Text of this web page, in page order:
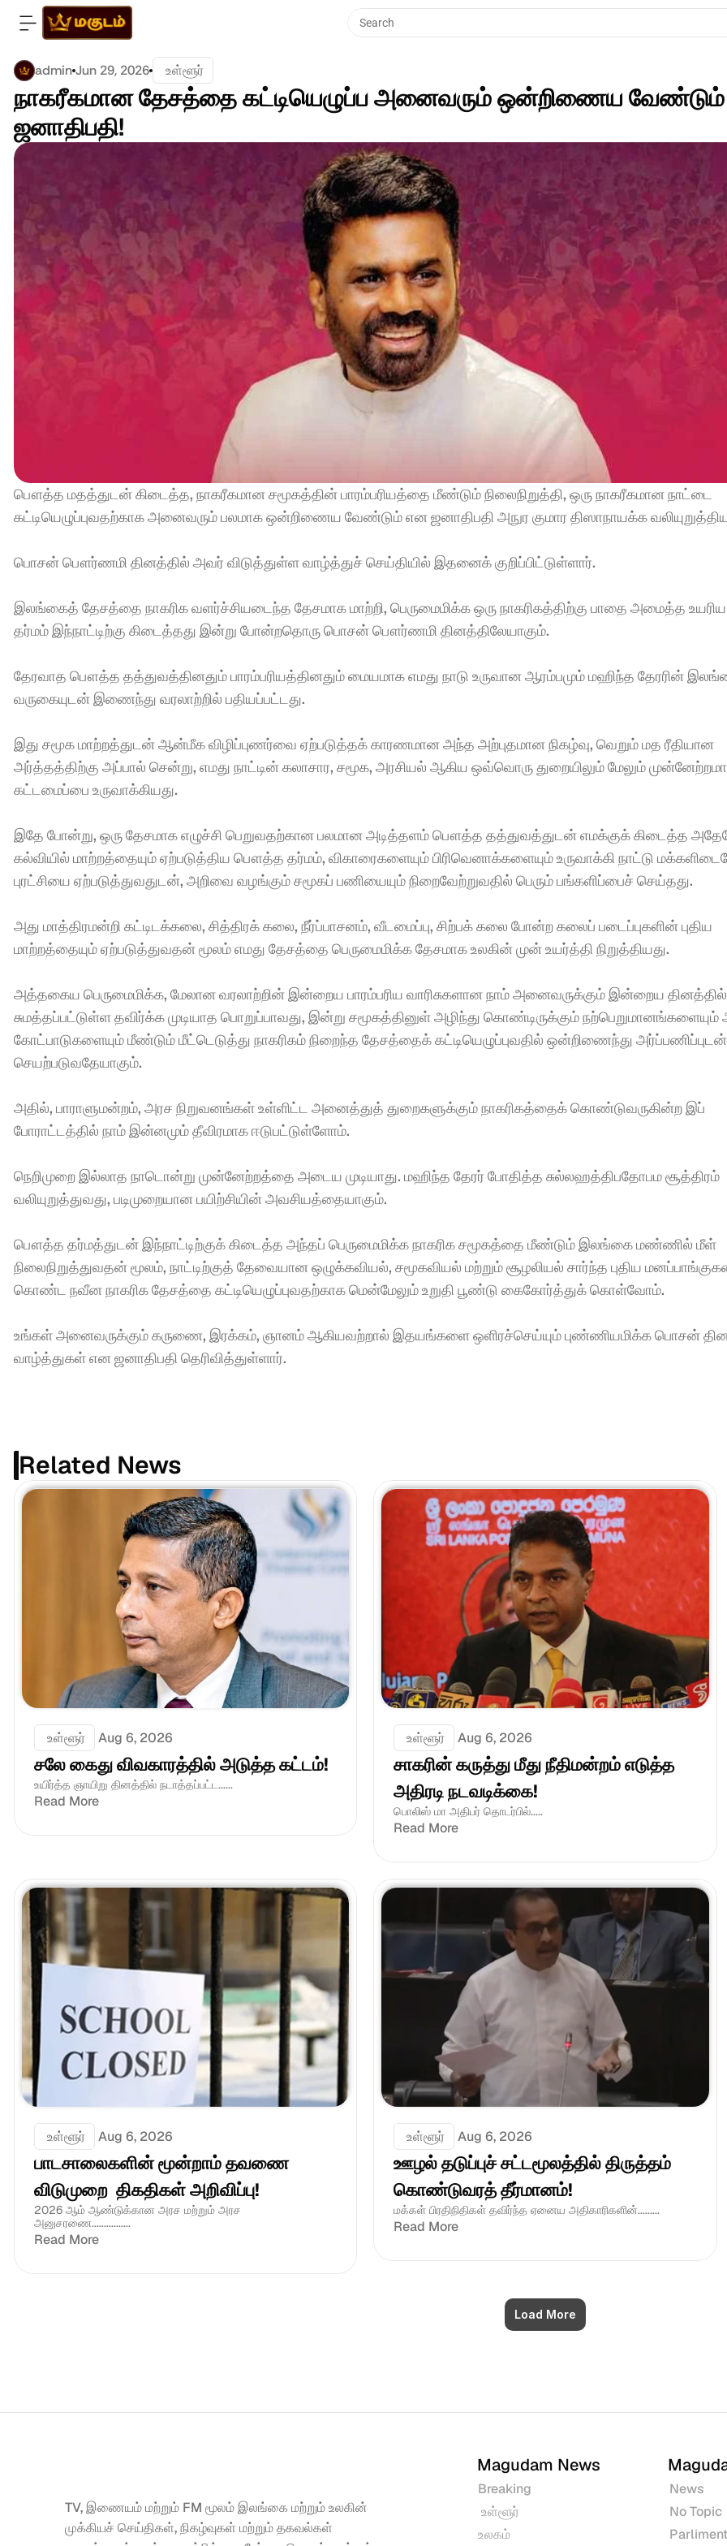
Search
adminJun 29, 2026 உள்ளூர்
நாகரீகமான தேசத்தை கட்டியெழுப்ப அனைவரும் ஒன்றிணைய
ஜனாதிபதி!
பௌத்த மதத்துடன் கிடைத்த, நாகரீகமான சமூகத்தின் பாரம்பரியத்தை மீண்டும் நிலைநிறுத்தி, ஒரு நாகரீகமான நாட்டை
கட்டியெழுப்புவதற்காக அனைவரும் பலமாக ஒன்றிணைய வேண்டும் என ஜனாதிபதி அநுர குமார திஸாநாயக்க
பொசன் பௌர்ணமி தினத்தில் அவர் விடுத்துள்ள வாழ்த்துச் செய்தியில் இதனைக் குறிப்பிட்டுள்ளார்.
இலங்கைத் தேசத்தை நாகரிக வளர்ச்சியடைந்த தேசமாக மாற்றி, பெருமைமிக்க ஒரு நாகரிகத்திற்கு பாதை அமைத்த
தர்மம் இந்நாட்டிற்கு கிடைத்தது இன்று போன்றதொரு பொசன் பௌர்ணமி தினத்திலேயாகும்.
தேரவாத பௌத்த தத்துவத்தினதும் பாரம்பரியத்தினதும் மையமாக எமது நாடு உருவான ஆரம்பமும் மஹிந்த தேரரின்
வருகையுடன் இணைந்து வரலாற்றில் பதியப்பட்டது.
இது சமூக மாற்றத்துடன் ஆன்மீக விழிப்புணர்வை ஏற்படுத்தக் காரணமான அந்த அற்புதமான நிகழ்வு, வெறும் மத ரீதியான
அர்த்தத்திற்கு அப்பால் சென்று, எமது நாட்டின் கலாசார, சமூக, அரசியல் ஆகிய ஒவ்வொரு துறையிலும் மேலும்
கட்டமைப்பை உருவாக்கியது.
இதே போன்று, ஒரு தேசமாக எழுச்சி பெறுவதற்கான பலமான அடித்தளம் பௌத்த தத்துவத்துடன் எமக்குக் கிடைத்த
கல்வியில் மாற்றத்தையும் ஏற்படுத்திய பௌத்த தர்மம், விகாரைகளையும் பிரிவெனாக்களையும் உருவாக்கி நாட்டு
புரட்சியை ஏற்படுத்துவதுடன், அறிவை வழங்கும் சமூகப் பணியையும் நிறைவேற்றுவதில் பெரும் பங்களிப்பைச் செய்தது.
அது மாத்திரமன்றி கட்டிடக்கலை, சித்திரக் கலை, நீர்ப்பாசனம், வீடமைப்பு, சிற்பக் கலை போன்ற கலைப் படைப்புகளின் புதிய
மாற்றத்தையும் ஏற்படுத்துவதன் மூலம் எமது தேசத்தை பெருமைமிக்க தேசமாக உலகின் முன் உயர்த்தி நிறுத்தியது.
அத்தகைய பெருமைமிக்க, மேலான வரலாற்றின் இன்றைய பாரம்பரிய வாரிசுகளான நாம் அனைவருக்கும் இன்றைய தினத்தில்
சுமத்தப்பட்டுள்ள தவிர்க்க முடியாத பொறுப்பாவது, இன்று சமூகத்தினுள் அழிந்து கொண்டிருக்கும் நற்பெறுமானங்களையும்
கோட்பாடுகளையும் மீண்டும் மீட்டெடுத்து நாகரிகம் நிறைந்த தேசத்தைக் கட்டியெழுப்புவதில் ஒன்றிணைந்து அர்ப்பணிப்புடன்
செயற்படுவதேயாகும்.
அதில், பாராளுமன்றம், அரச நிறுவனங்கள் உள்ளிட்ட அனைத்துத் துறைகளுக்கும் நாகரிகத்தைக் கொண்டுவருகின்ற இப்
போராட்டத்தில் நாம் இன்னமும் தீவிரமாக ஈடுபட்டுள்ளோம்.
நெறிமுறை இல்லாத நாடொன்று முன்னேற்றத்தை அடைய முடியாது. மஹிந்த தேரர் போதித்த சுல்லஹத்திபதோபம சூத்திரம்
வலியுறுத்துவது, படிமுறையான பயிற்சியின் அவசியத்தையாகும்.
பௌத்த தர்மத்துடன் இந்நாட்டிற்குக் கிடைத்த அந்தப் பெருமைமிக்க நாகரிக சமூகத்தை மீண்டும் இலங்கை மண்ணில் மீள்
நிலைநிறுத்துவதன் மூலம், நாட்டிற்குத் தேவையான ஒழுக்கவியல், சமூகவியல் மற்றும் சூழலியல் சார்ந்த புதிய
கொண்ட நவீன நாகரிக தேசத்தை கட்டியெழுப்புவதற்காக மென்மேலும் உறுதி பூண்டு கைகோர்த்துக் கொள்வோம்.
உங்கள் அனைவருக்கும் கருணை, இரக்கம், ஞானம் ஆகியவற்றால் இதயங்களை ஒளிரச்செய்யும் புண்ணியமிக்க பொசன்
வாழ்த்துகள் என ஜனாதிபதி தெரிவித்துள்ளார்.
Related News
உள்ளூர் Aug 6, 2026
சலே கைது விவகாரத்தில் அடுத்த கட்டம்!
உயிர்த்த ஞாயிறு தினத்தில் நடாத்தப்பட்ட......
Read More
உள்ளூர் Aug 6, 2026
சாகரின் கருத்து மீது நீதிமன்றம் எடுத்த
அதிரடி நடவடிக்கை!
பொலிஸ் மா அதிபர் தொடர்பில்.....
Read More
உள்ளூர் Aug 6, 2026
பாடசாலைகளின் மூன்றாம் தவணை
விடுமுறை  திகதிகள் அறிவிப்பு!
2026 ஆம் ஆண்டுக்கான அரச மற்றும் அரச
அனுசரணை................
Read More
உள்ளூர் Aug 6, 2026
ஊழல் தடுப்புச் சட்டமூலத்தில் திருத்தம்
கொண்டுவரத் தீர்மானம்!
மக்கள் பிரதிநிதிகள் தவிர்ந்த ஏனைய அதிகாரிகளின்.........
Read More
Load More
TV, இணையம் மற்றும் FM மூலம் இலங்கை மற்றும் உலகின்
முக்கியச் செய்திகள், நிகழ்வுகள் மற்றும் தகவல்கள்
Magudam News
Breaking
உள்ளூர்
உலகம்
News
No Topic